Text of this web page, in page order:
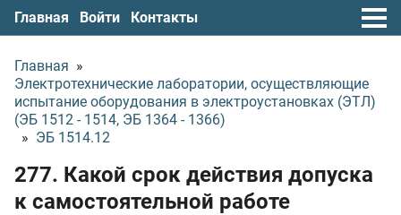
Главная Войти Контакты
Главная »
Электротехнические лаборатории, осуществляющие
испытание оборудования в электроустановках (ЭТЛ)
(ЭБ 1512 - 1514, ЭБ 1364 - 1366)
» ЭБ 1514.12
277. Какой срок действия допуска
к самостоятельной работе